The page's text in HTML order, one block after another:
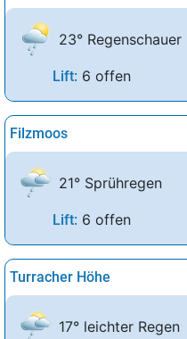
23° Regenschauer
Lift: 6 offen
Filzmoos
21° Sprühregen
Lift: 6 offen
Turracher Höhe
17° leichter Regen